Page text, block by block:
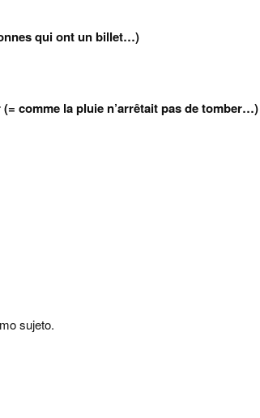
qui ont un billet…)
comme la pluie n’arrêtait pas de tomber…)
sujeto.